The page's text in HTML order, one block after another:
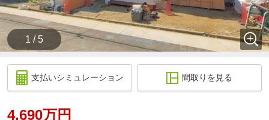
1 / 5
支払いシミュレーション 間取りを見る
4,690万円